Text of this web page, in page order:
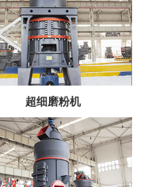
超细磨粉机